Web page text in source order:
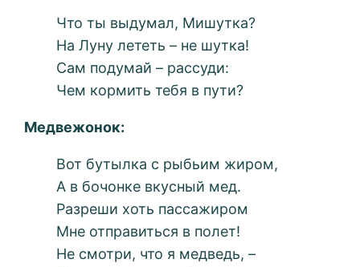
Что ты выдумал, Мишутка?
На Луну лететь – не шутка!
Сам подумай – рассуди:
Чем кормить тебя в пути?
Медвежонок:
Вот бутылка с рыбьим жиром,
А в бочонке вкусный мед.
Разреши хоть пассажиром
Мне отправиться в полет!
Не смотри, что я медведь, –